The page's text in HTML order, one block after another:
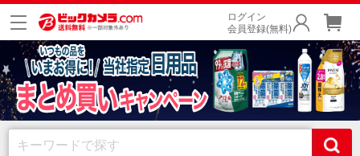
ログイン
会員登録(無料)